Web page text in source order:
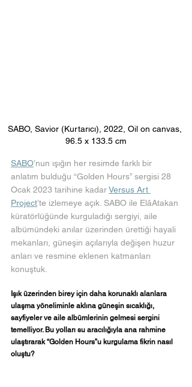
SABO, Savior (Kurtarıcı), 2022, Oil on canvas,
96.5 x 133.5 cm
SABO’nun ışığın her resimde farklı bir
anlatım bulduğu “Golden Hours” sergisi 28
Ocak 2023 tarihine kadar Versus Art
Project’te izlemeye açık. SABO ile ElâAtakan
küratörlüğünde kurguladığı sergiyi, aile
albümündeki anılar üzerinden ürettiği hayali
mekanları, güneşin açılarıyla değişen huzur
anları ve resmine eklenen katmanları
konuştuk.
Işık üzerinden birey için daha korunaklı alanlara
ulaşma yöneliminle aklına güneşin sıcaklığı,
sayfiyeler ve aile albümlerinin gelmesi sergini
temelliyor. Bu yolları su aracılığıyla ana rahmine
ulaştırarak “Golden Hours”u kurgulama fikrin nasıl
oluştu?